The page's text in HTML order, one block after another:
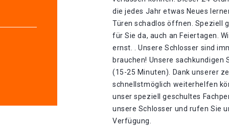
die jedes Jahr etwas Neues
Türen schadlos öffnen. Speziell
für Sie da, auch an Feiertagen.
ernst. . Unsere Schlosser sind
brauchen! Unsere sachkundigen
(15-25 Minuten). Dank unserer
schnellstmöglich weiterhelfen
unser speziell geschultes
unsere Schlosser und rufen Sie
Verfügung.